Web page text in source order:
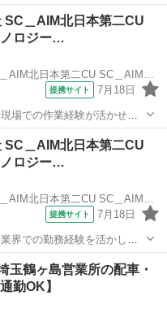
お任せします。 ※エリア：
直行直帰の場合あり ◎具
SC＿AIM北日本第二CU
ロジー…
UTエイム株式会社 SC＿AIM北日本第二CU SC＿AIM千歳テクノロジーCF《Aebb1C》
提携サイト 7月18日
SC＿AIM北日本第二CU
ロジー…
UTエイム株式会社 SC＿AIM北日本第二CU SC＿AIM千歳テクノロジーCF《Aeba1C》
提携サイト 7月18日
作り上げていきましょう！
なります 【プロセスエンジ
鶴ヶ島営業所の配車・
勤OK】